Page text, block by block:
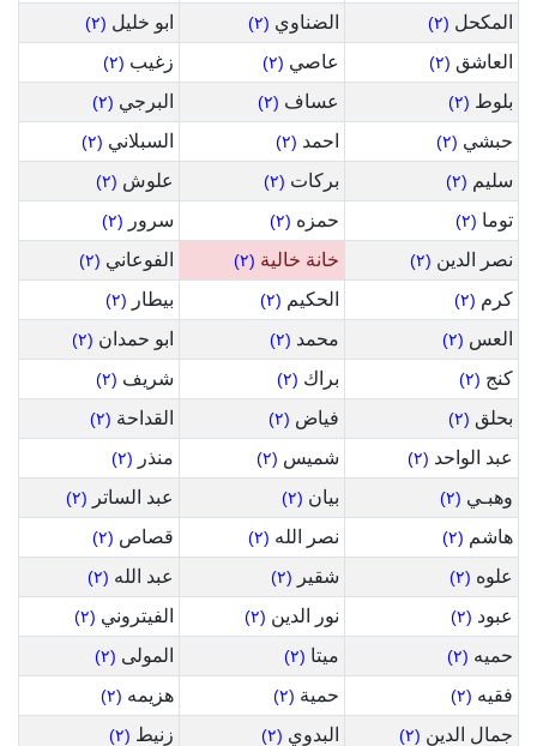
المكحل (٢) الضناوي (٢) ابو خليل (٢)
العاشق (٢) عاصي (٢) زغيب (٢)
بلوط (٢) عساف (٢) البرجي (٢)
حبشي (٢) احمد (٢) السبلاني (٢)
سليم (٢) بركات (٢) علوش (٢)
توما (٢) حمزه (٢) سرور (٢)
نصر الدين (٢) خانة خالية (٢) الفوعاني (٢)
كرم (٢) الحكيم (٢) بيطار (٢)
العس (٢) محمد (٢) ابو حمدان (٢)
كنج (٢) براك (٢) شريف (٢)
بحلق (٢) فياض (٢) القداحة (٢)
عبد الواحد (٢) شميس (٢) منذر (٢)
وهبـي (٢) بيان (٢) عبد الساتر (٢)
هاشم (٢) نصر الله (٢) قصاص (٢)
علوه (٢) شقير (٢) عبد الله (٢)
عبود (٢) نور الدين (٢) الفيتروني (٢)
حميه (٢) ميتا (٢) المولى (٢)
فقيه (٢) حمية (٢) هزيمه (٢)
جمال الدين (٢) البدوي (٢) زنيط (٢)